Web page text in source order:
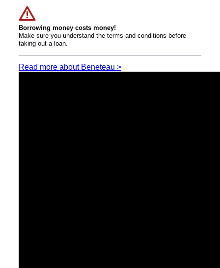
Borrowing money costs money!
Make sure you understand the terms and conditions before
taking out a loan.
Read more about Beneteau >